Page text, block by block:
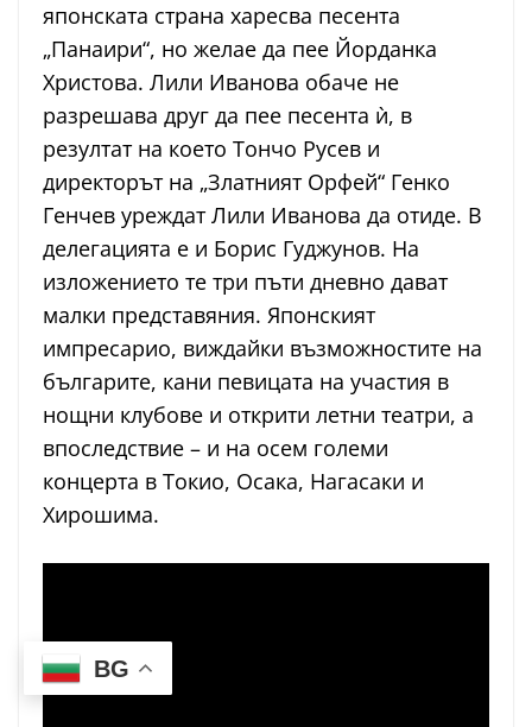
японската страна харесва песента
„Панаири“, но желае да пее Йорданка
Христова. Лили Иванова обаче не
разрешава друг да пее песента ѝ, в
резултат на което Тончо Русев и
директорът на „Златният Орфей“ Генко
Генчев уреждат Лили Иванова да отиде. В
делегацията е и Борис Гуджунов. На
изложението те три пъти дневно дават
малки представяния. Японският
импресарио, виждайки възможностите на
българите, кани певицата на участия в
нощни клубове и открити летни театри, а
впоследствие – и на осем големи
концерта в Токио, Осака, Нагасаки и
Хирошима.
BG